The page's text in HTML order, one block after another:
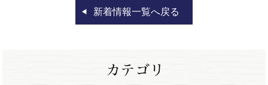
新着情報一覧へ戻る